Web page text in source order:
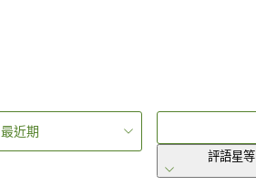
最近期
評語星等